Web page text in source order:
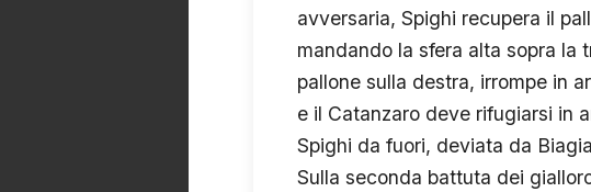
avversaria, Spighi recupera il
mandando la sfera alta sopra la
pallone sulla destra, irrompe in
e il Catanzaro deve rifugiarsi in
Spighi da fuori, deviata da
Sulla seconda battuta dei